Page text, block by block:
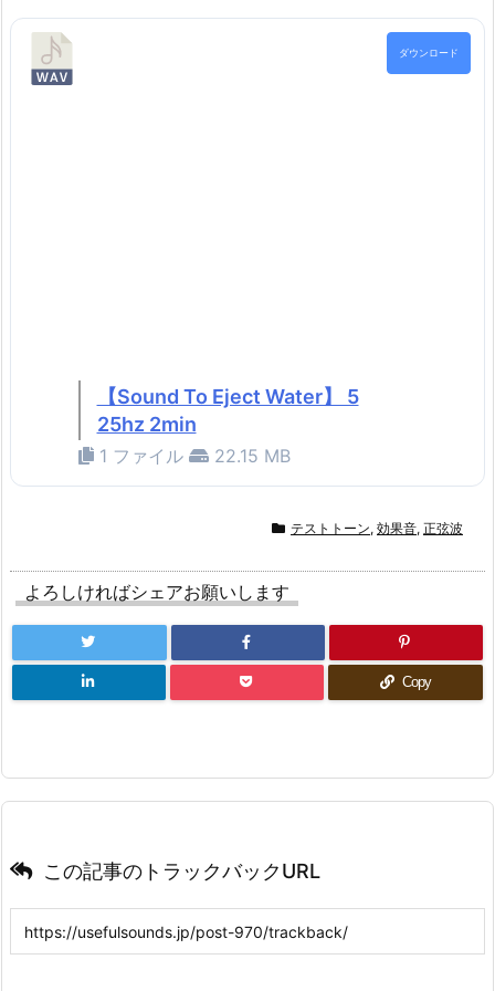
【Sound To Eject Water】 5
25hz 2min
1 ファイル 22.15 MB
ダウンロード
テストトーン, 効果音, 正弦波
よろしければシェアお願いします
Copy
この記事のトラックバックURL